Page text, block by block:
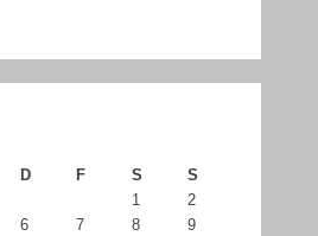
D F S
S
1
2
6 7 8
9